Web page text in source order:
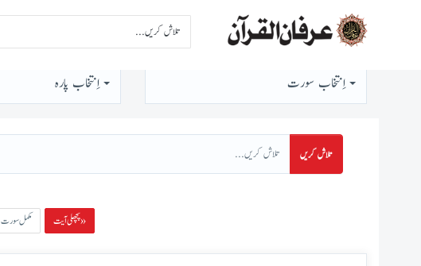
اِنتخاب سورت اِنتخاب پارہ
تلاش کریں
پچھلی آیت » مکمل سورت